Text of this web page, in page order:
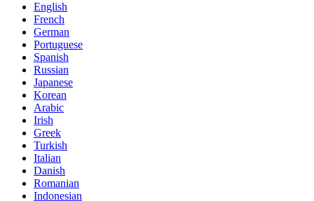
English
French
German
Portuguese
Spanish
Russian
Japanese
Korean
Arabic
Irish
Greek
Turkish
Italian
Danish
Romanian
Indonesian